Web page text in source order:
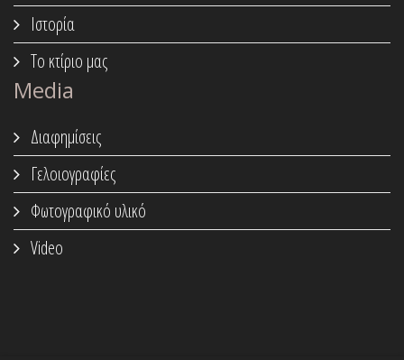
Ιστορία
Το κτίριο μας
Media
Διαφημίσεις
Γελοιογραφίες
Φωτογραφικό υλικό
Video